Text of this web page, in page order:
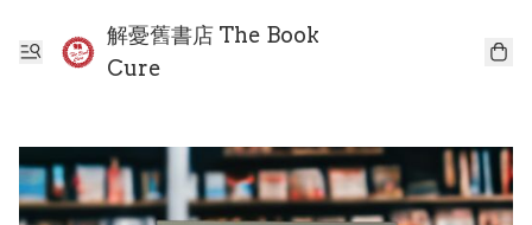
解憂舊書店 The Book
Cure